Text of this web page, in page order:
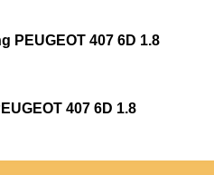
PEUGEOT 407 6D 1.8
407 6D 1.8